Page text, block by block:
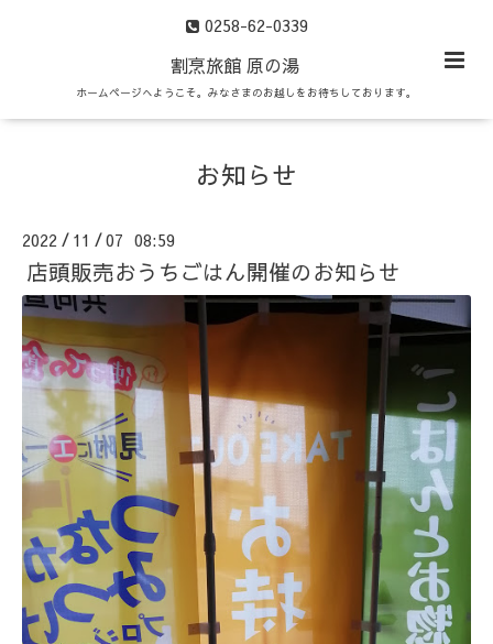
0258-62-0339
割烹旅館 原の湯
ホームページへようこそ。みなさまのお越しをお待ちしております。
お知らせ
2022 / 11 /07 08:59
店頭販売おうちごはん開催のお知らせ